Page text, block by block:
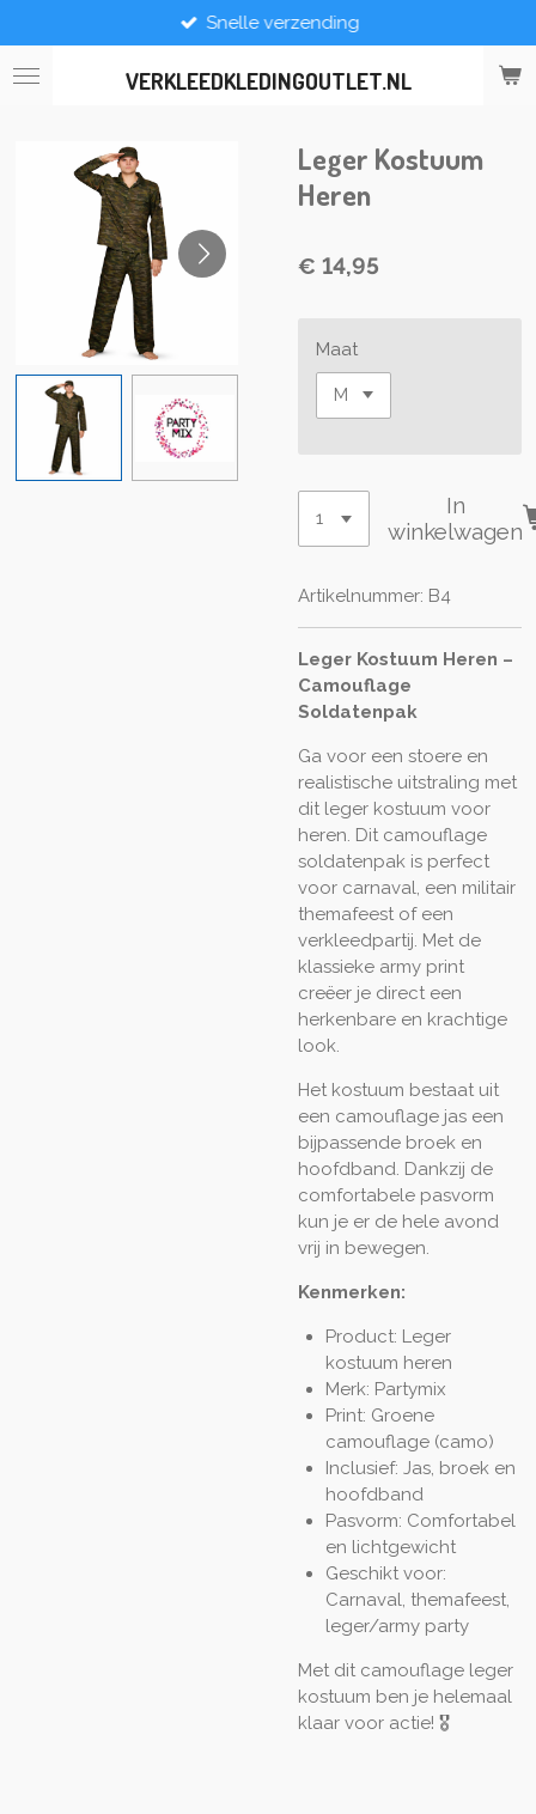
direct
naar
VERKLEEDKLEDINGOUTLET.NL
Snelle verzending
Leger Kostuum
Heren
€ 14,95
Maat
In
winkelwagen
Artikelnummer: B4
Leger Kostuum Heren –
Camouflage
Soldatenpak
Ga voor een stoere en
realistische uitstraling met
dit leger kostuum voor
heren. Dit camouflage
soldatenpak is perfect
voor carnaval, een militair
themafeest of een
verkleedpartij. Met de
klassieke army print
creëer je direct een
herkenbare en krachtige
look.
Het kostuum bestaat uit
een camouflage jas een
bijpassende broek en
hoofdband. Dankzij de
comfortabele pasvorm
kun je er de hele avond
vrij in bewegen.
Kenmerken:
Product: Leger
kostuum heren
Merk: Partymix
Print: Groene
camouflage (camo)
Inclusief: Jas, broek en
hoofdband
Pasvorm: Comfortabel
en lichtgewicht
Geschikt voor:
Carnaval, themafeest,
leger/army party
Met dit camouflage leger
kostuum ben je helemaal
klaar voor actie! 🎖️